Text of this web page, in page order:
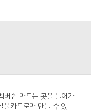
버쉽 만드는 곳을 들어가
물카드로만 만들 수 있